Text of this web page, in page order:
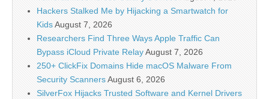
Hackers Stalked Me by Hijacking a Smartwatch for
KidsAugust 7, 2026
Researchers Find Three Ways Apple Traffic Can
Bypass iCloud Private RelayAugust 7, 2026
250+ ClickFix Domains Hide macOS Malware From
Security ScannersAugust 6, 2026
SilverFox Hijacks Trusted Software and Kernel Drivers